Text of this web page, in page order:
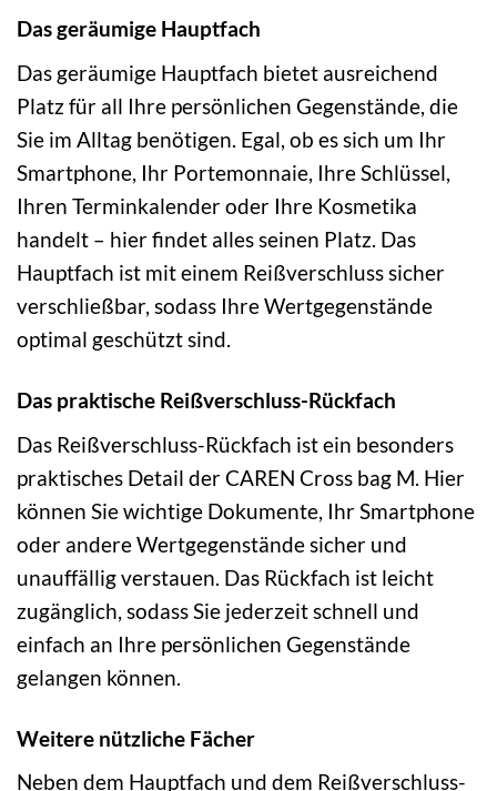
Das geräumige Hauptfach
Das geräumige Hauptfach bietet ausreichend
Platz für all Ihre persönlichen Gegenstände, die
Sie im Alltag benötigen. Egal, ob es sich um Ihr
Smartphone, Ihr Portemonnaie, Ihre Schlüssel,
Ihren Terminkalender oder Ihre Kosmetika
handelt – hier findet alles seinen Platz. Das
Hauptfach ist mit einem Reißverschluss sicher
verschließbar, sodass Ihre Wertgegenstände
optimal geschützt sind.
Das praktische Reißverschluss-Rückfach
Das Reißverschluss-Rückfach ist ein besonders
praktisches Detail der CAREN Cross bag M. Hier
können Sie wichtige Dokumente, Ihr Smartphone
oder andere Wertgegenstände sicher und
unauffällig verstauen. Das Rückfach ist leicht
zugänglich, sodass Sie jederzeit schnell und
einfach an Ihre persönlichen Gegenstände
gelangen können.
Weitere nützliche Fächer
Neben dem Hauptfach und dem Reißverschluss-